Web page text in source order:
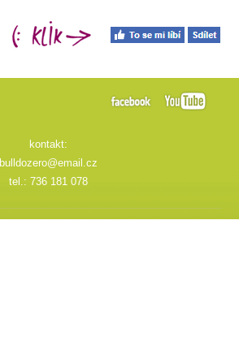
kontakt:
bulldozero@email.cz
tel.: 736 181 078